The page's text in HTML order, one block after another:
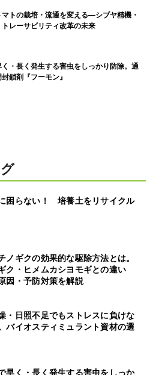
トの栽培・流通を変える―シブヤ精機・
トレーサビリティ改革の未来
・長く発生する害虫をしっかり防除。通
鎖剤『フーモン』
困らない！ 培養土をリサイクル
ノギクの効果的な駆除方法とは。
ク・ヒメムカシヨモギとの違い
因・予防対策を解説
・日照不足でもストレスに負けな
バイオスティミュラント資材の選
早く・長く発生する害虫をしっか